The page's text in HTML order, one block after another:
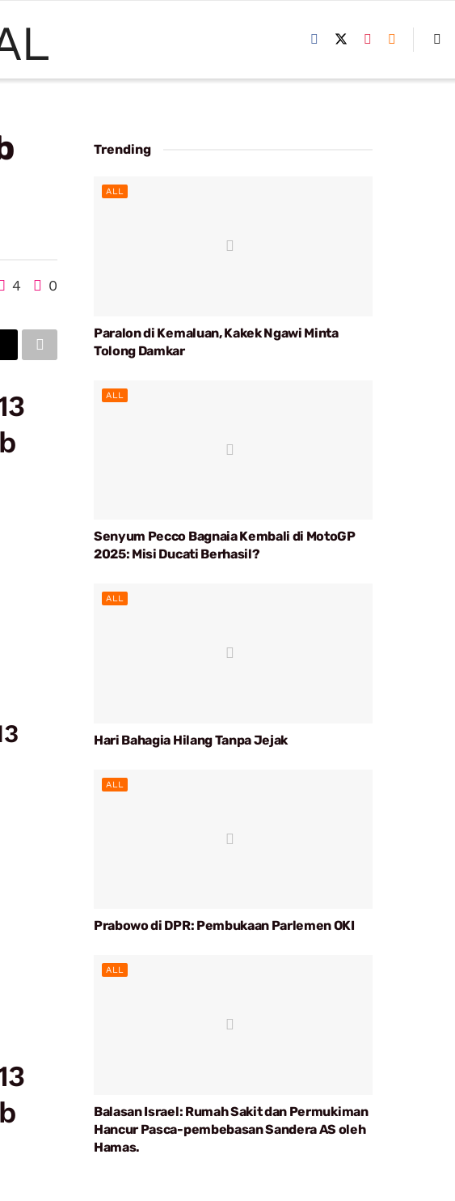
4 0
Trending
ALL
Paralon di Kemaluan, Kakek Ngawi Minta
Tolong Damkar
ALL
Senyum Pecco Bagnaia Kembali di MotoGP
2025: Misi Ducati Berhasil?
ALL
Hari Bahagia Hilang Tanpa Jejak
ALL
Prabowo di DPR: Pembukaan Parlemen OKI
ALL
Balasan Israel: Rumah Sakit dan Permukiman
Hancur Pasca-pembebasan Sandera AS oleh
Hamas.